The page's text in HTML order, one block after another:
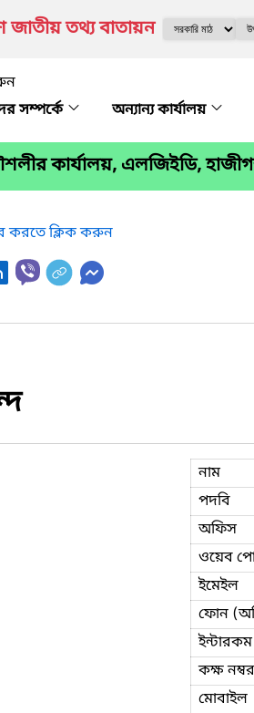
জাতীয় তথ্য বাতায়ন
সম্পর্কে
অন্যান্য কার্যালয়
কার্যালয়, এলজিইডি,
করতে ক্লিক করুন
নাম
পদবি
অফিস
ওয়েব
ইমেইল
ফোন
ইন্টারকম
কক্ষ নম্বর
মোবাইল